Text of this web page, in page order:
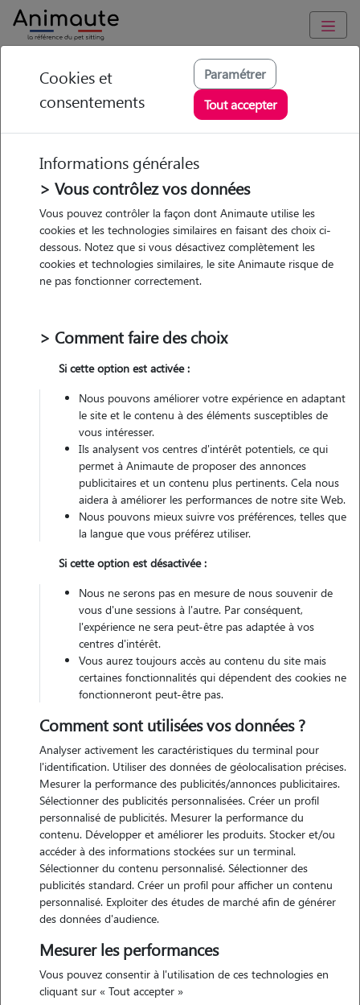
Animaute Hauts-de-France Lamorlaye
Michael - Petsitter à
LAMORLAYE
• 40 ans
Non véhiculé
Contacter
L'envoi d'une demande est sans engagement
ayant perdu mon chat il y a peu de temps. j aimerai m occuper d
animaux. les vacances arrivant à grand pas, et sachant que c est dur
de faire garder son animal, je suis disponible. actuellement en maison
en plein centre de lamorlaye, votre animal serra très bien chez moi.
Expérience
occupais des deux chiens de ma soeur quand elle était en vacances,
un jack russel et un american staff. j ai un certain feeling avec les
chats.
michael est un membre non professionnel.
Situation géographique
Cookies et
consentements
Paramétrer
Tout accepter
Informations générales
> Vous contrôlez vos données
Vous pouvez contrôler la façon dont Animaute utilise les
cookies et les technologies similaires en faisant des choix ci-
dessous. Notez que si vous désactivez complètement les
cookies et technologies similaires, le site Animaute risque de
ne pas fonctionner correctement.
> Comment faire des choix
Si cette option est activée :
Nous pouvons améliorer votre expérience en adaptant
le site et le contenu à des éléments susceptibles de
vous intéresser.
Ils analysent vos centres d'intérêt potentiels, ce qui
permet à Animaute de proposer des annonces
publicitaires et un contenu plus pertinents. Cela nous
aidera à améliorer les performances de notre site Web.
Nous pouvons mieux suivre vos préférences, telles que
la langue que vous préférez utiliser.
Si cette option est désactivée :
Nous ne serons pas en mesure de nous souvenir de
vous d'une sessions à l'autre. Par conséquent,
l'expérience ne sera peut-être pas adaptée à vos
centres d'intérêt.
Vous aurez toujours accès au contenu du site mais
certaines fonctionnalités qui dépendent des cookies ne
fonctionneront peut-être pas.
Comment sont utilisées vos données ?
Analyser activement les caractéristiques du terminal pour
l'identification. Utiliser des données de géolocalisation précises.
Mesurer la performance des publicités/annonces publicitaires.
Sélectionner des publicités personnalisées. Créer un profil
personnalisé de publicités. Mesurer la performance du
contenu. Développer et améliorer les produits. Stocker et/ou
accéder à des informations stockées sur un terminal.
Sélectionner du contenu personnalisé. Sélectionner des
publicités standard. Créer un profil pour afficher un contenu
personnalisé. Exploiter des études de marché afin de générer
des données d'audience.
Mesurer les performances
Vous pouvez consentir à l'utilisation de ces technologies en
cliquant sur « Tout accepter »